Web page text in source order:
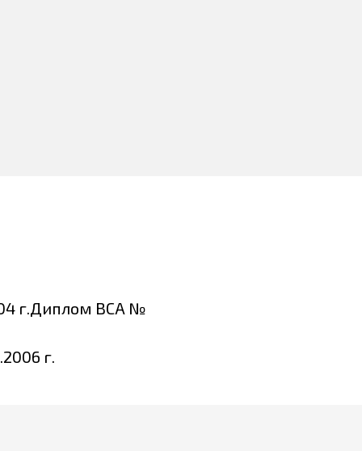
г.Диплом ВСА №
г.